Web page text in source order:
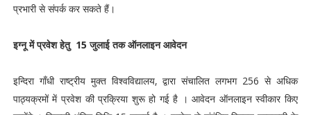
प्रभारी से संपर्क कर सकते हैं।
इग्नू में प्रवेश हेतु 15 जुलाई तक ऑनलाइन आवेदन
इन्दिरा गाँधी राष्ट्रीय मुक्त विश्वविद्यालय, द्वारा संचालित लगभग 256 से अधिक
पाठ्यक्रमों में प्रवेश की प्रक्रिया शुरू हो गई है । आवेदन ऑनलाइन स्वीकार किए